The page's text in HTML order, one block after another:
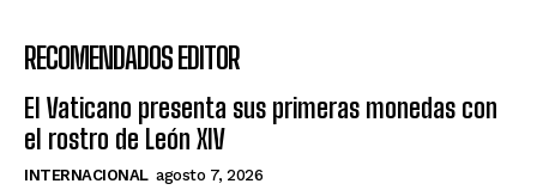
RECOMENDADOS EDITOR
El Vaticano presenta sus primeras monedas con
el rostro de León XIV
INTERNACIONAL agosto 7, 2026